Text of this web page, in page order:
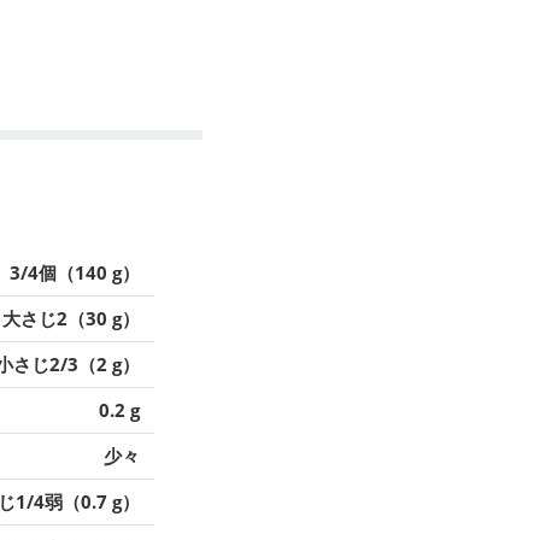
3/4個（140 g）
大さじ2（30 g）
さじ2/3（2 g）
0.2 g
少々
1/4弱（0.7 g）